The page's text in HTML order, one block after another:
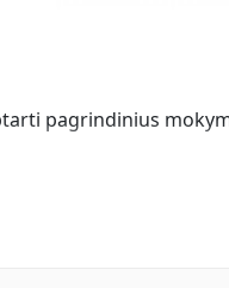
pagrindinius